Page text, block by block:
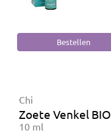
Chi
Zoete Venkel BIO
10 ml